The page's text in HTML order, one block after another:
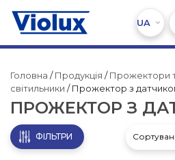
Головна /Продукція /Прожектори
світильники / Прожектор з
ПРОЖЕКТОР З
ФІЛЬТРИ